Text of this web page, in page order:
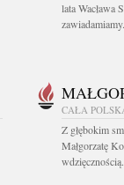
lata Wacława
CAŁA
Z głębokim
Małgorzatę